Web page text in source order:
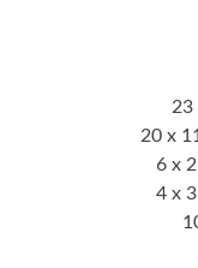
23
20 x
6 x
4 x